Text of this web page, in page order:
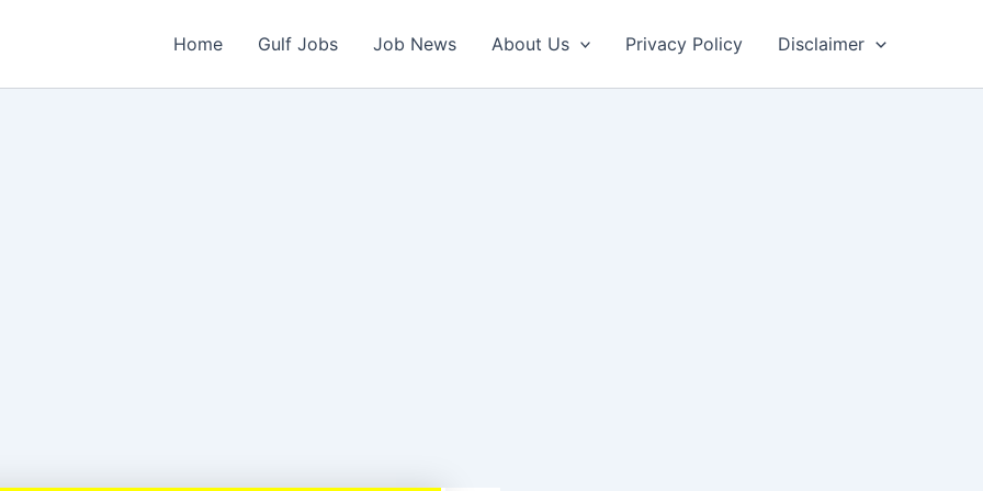
Home Gulf Jobs Job News About Us Privacy Policy Disclaimer